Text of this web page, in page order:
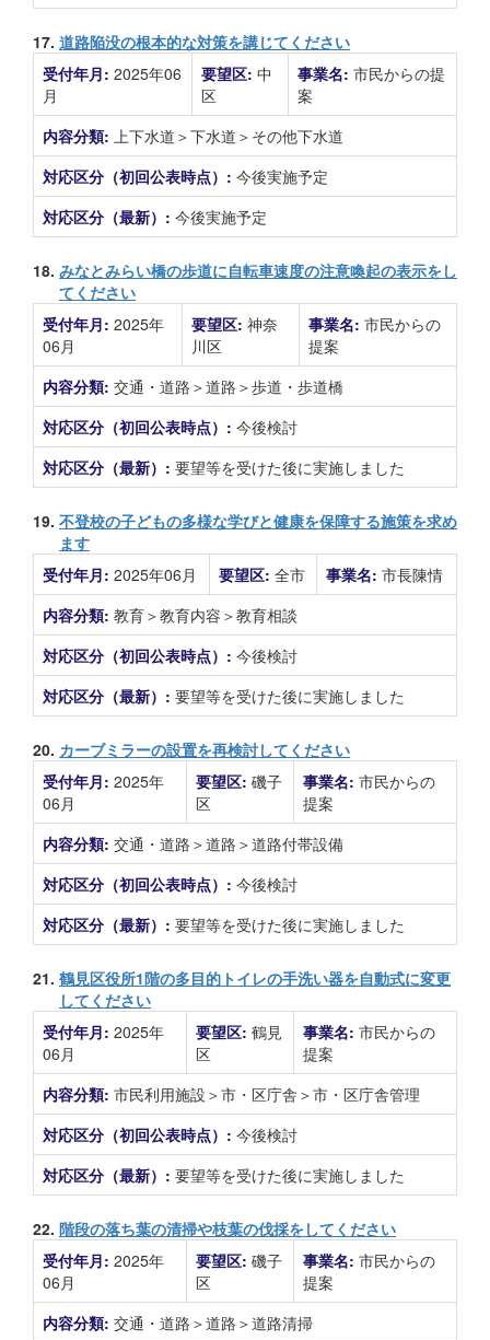
17. 道路陥没の根本的な対策を講じてください
受付年月: 2025年06
月
要望区: 中
区
事業名: 市民からの提
案
内容分類: 上下水道＞下水道＞その他下水道
対応区分（初回公表時点）: 今後実施予定
対応区分（最新）: 今後実施予定
18. みなとみらい橋の歩道に自転車速度の注意喚起の表示をし
てください
受付年月: 2025年
06月
要望区: 神奈
川区
事業名: 市民からの
提案
内容分類: 交通・道路＞道路＞歩道・歩道橋
対応区分（初回公表時点）: 今後検討
対応区分（最新）: 要望等を受けた後に実施しました
19. 不登校の子どもの多様な学びと健康を保障する施策を求め
ます
受付年月: 2025年06月 要望区: 全市 事業名: 市長陳情
内容分類: 教育＞教育内容＞教育相談
対応区分（初回公表時点）: 今後検討
対応区分（最新）: 要望等を受けた後に実施しました
20. カーブミラーの設置を再検討してください
受付年月: 2025年
06月
要望区: 磯子
区
事業名: 市民からの
提案
内容分類: 交通・道路＞道路＞道路付帯設備
対応区分（初回公表時点）: 今後検討
対応区分（最新）: 要望等を受けた後に実施しました
21. 鶴見区役所1階の多目的トイレの手洗い器を自動式に変更
してください
受付年月: 2025年
06月
要望区: 鶴見
区
事業名: 市民からの
提案
内容分類: 市民利用施設＞市・区庁舎＞市・区庁舎管理
対応区分（初回公表時点）: 今後検討
対応区分（最新）: 要望等を受けた後に実施しました
22. 階段の落ち葉の清掃や枝葉の伐採をしてください
受付年月: 2025年
06月
要望区: 磯子
区
事業名: 市民からの
提案
内容分類: 交通・道路＞道路＞道路清掃